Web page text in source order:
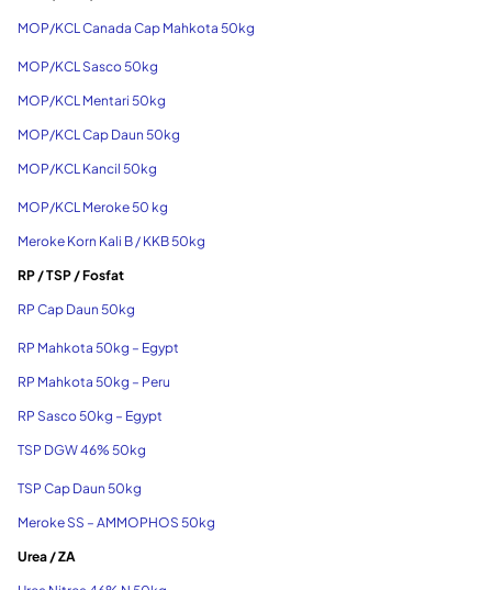
MOP/KCL Canada Cap Mahkota 50kg
MOP/KCL Sasco 50kg
MOP/KCL Mentari 50kg
MOP/KCL Cap Daun 50kg
MOP/KCL Kancil 50kg
MOP/KCL Meroke 50 kg
Meroke Korn Kali B / KKB 50kg
RP / TSP / Fosfat
RP Cap Daun 50kg
RP Mahkota 50kg – Egypt
RP Mahkota 50kg – Peru
RP Sasco 50kg – Egypt
TSP DGW 46% 50kg
TSP Cap Daun 50kg
Meroke SS – AMMOPHOS 50kg
Urea / ZA